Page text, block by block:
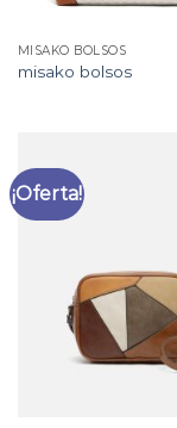
MISAKO BOLSOS
misako bolsos
¡Oferta!